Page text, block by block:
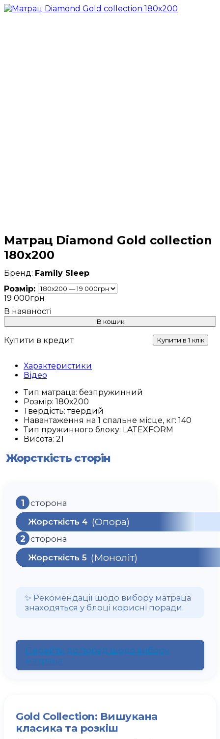
Матрац Diamond Gold collection
180х200
Family Sleep
Розмір:
19 000грн
В кошик
Купити в кредит Купити в 1 клік
Характеристики
Відео
Тип матраца: безпружинний
Розмір: 180х200
Твердість:твердий
Навантаження на 1 спальне місце, кг: 140
Тип пружинного блоку: LATEXFORM
Висота: 21
Жорсткість сторін
1 сторона
Жорсткість 4 (Опора)
2 сторона
Жорсткість 5 (Моноліт)
✨ Рекомендації щодо вибору матраца
знаходяться у блоці корисні поради.
Перейти до порад щодо вибору
матраца
Gold Collection: Вишукана
класика та розкіш